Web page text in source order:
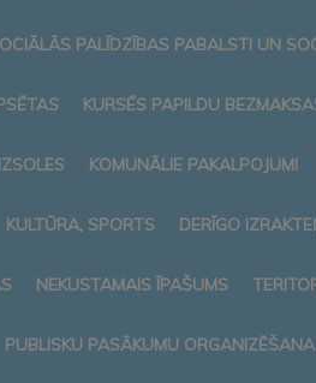
PALĪDZĪBAS PABALSTI UN
KURSĒS PAPILDU
IZSOLES KOMUNĀLIE PAKALPOJUMI
KULTŪRA, SPORTS DERĪGO
NEKUSTAMAIS ĪPAŠUMS
PUBLISKU PASĀKUMU ORGANIZĒŠANA